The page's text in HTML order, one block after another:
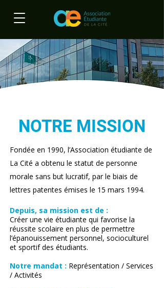
NOTRE MISSION
Fondée en 1990, l’Association étudiante de
La Cité a obtenu le statut de personne
morale sans but lucratif, par le biais de
lettres patentes émises le 15 mars 1994.
Depuis, sa mission est de :
Créer une vie étudiante qui favorise la
réussite scolaire en plus de permettre
l’épanouissement personnel, socioculturel
et sportif des étudiants.
Notre mandat : Représentation / Services
/ Activités